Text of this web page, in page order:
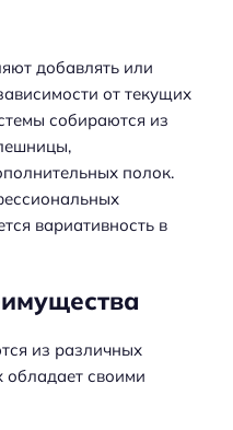
добавлять или
от текущих
собираются из
полок.
вариативность в
из различных
своими